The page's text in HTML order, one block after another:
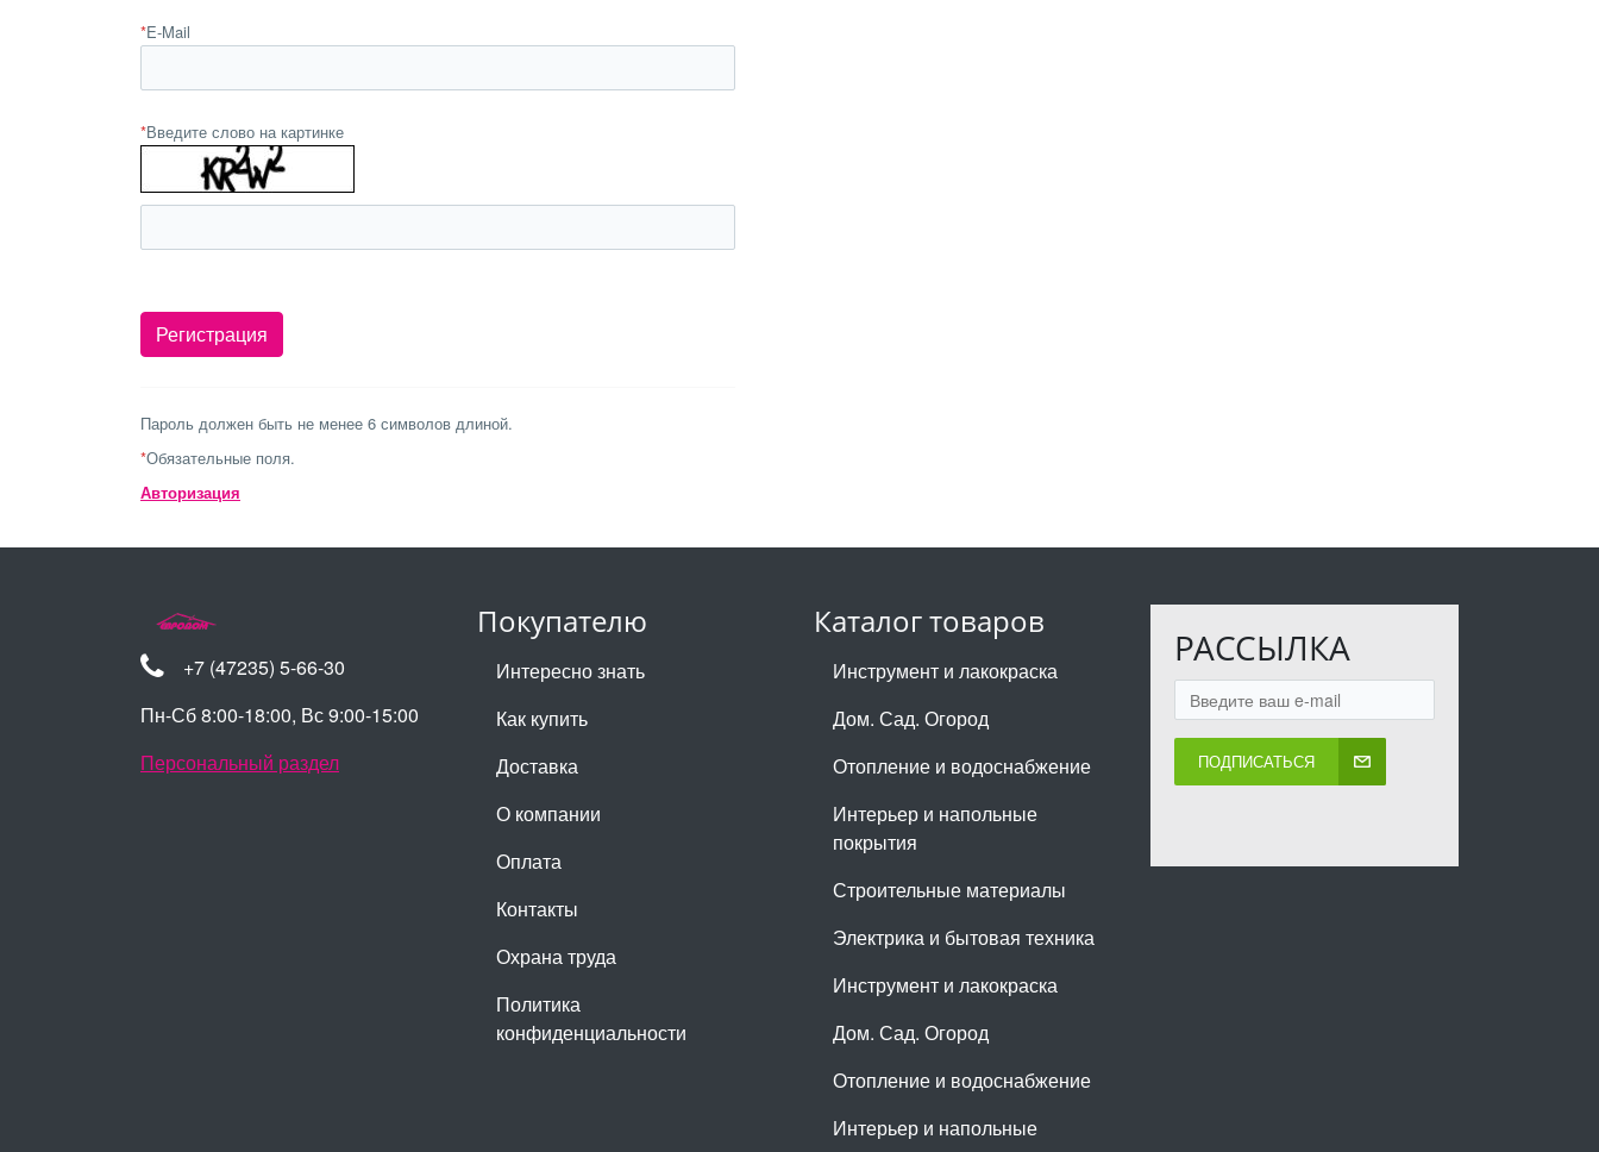
*E-Mail
*Введите слово на картинке
Пароль должен быть не менее 6 символов длиной.
*Обязательные поля.
Авторизация
Покупателю
Интересно знать
Как купить
Доставка
О компании
Оплата
Контакты
Охрана труда
Политика
конфиденциальности
Каталог товаров
Инструмент и лакокраска
Дом. Сад. Огород
Отопление и водоснабжение
Интерьер и напольные
покрытия
Строительные материалы
Электрика и бытовая техника
Инструмент и лакокраска
Дом. Сад. Огород
Отопление и водоснабжение
Интерьер и напольные
РАССЫЛКА
ПОДПИСАТЬСЯ
+7 (47235) 5-66-30
Пн-Сб 8:00-18:00, Вс 9:00-15:00
Персональный раздел